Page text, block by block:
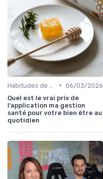
• 06/03/2026
Quel est le vrai prix de
l’application ma gestion
santé pour votre bien être au
quotidien